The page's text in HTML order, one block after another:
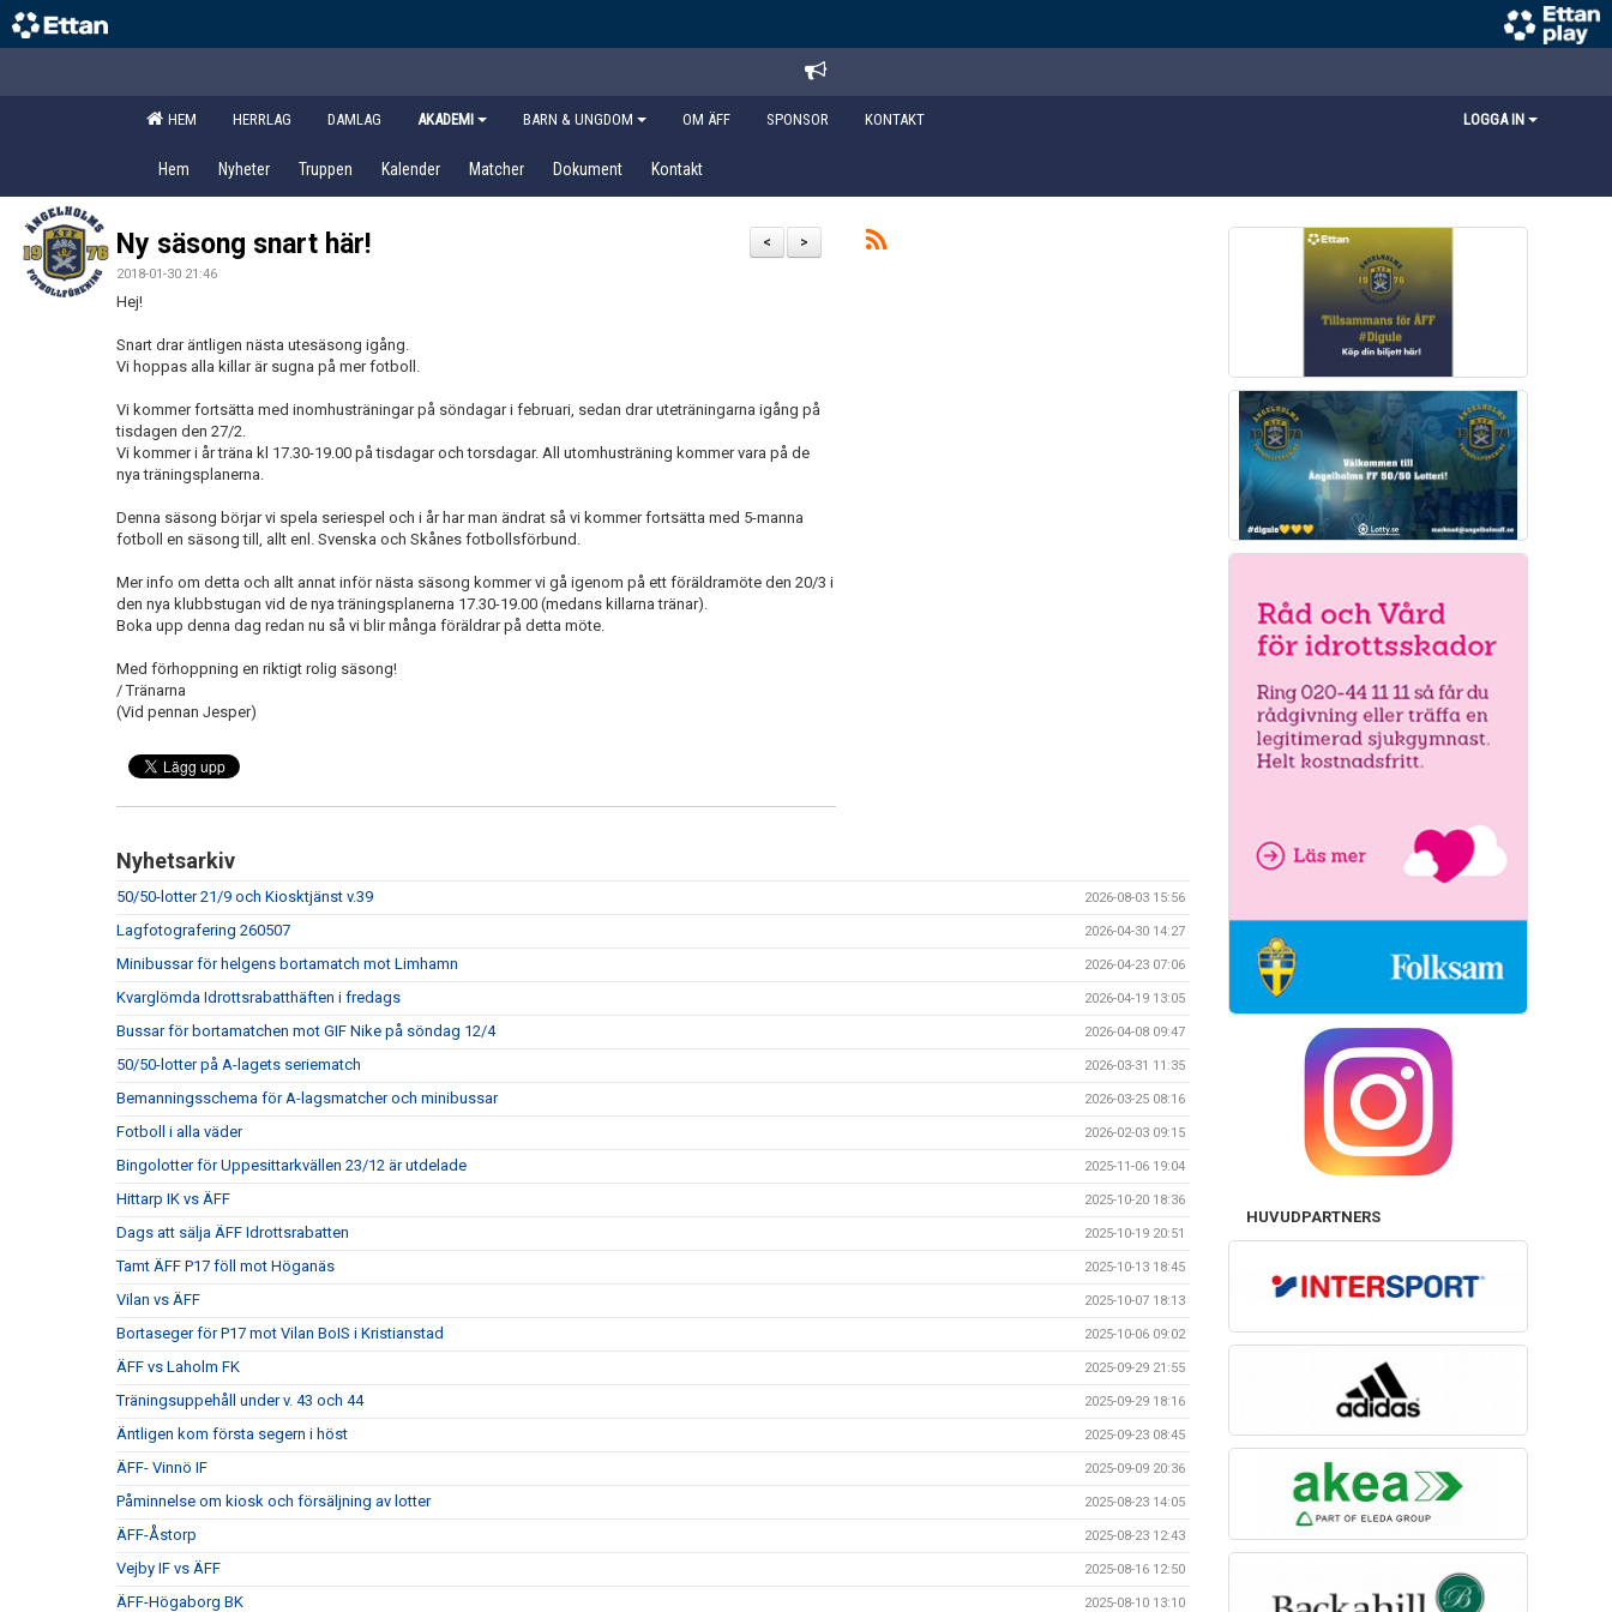
HEM HERRLAG DAMLAG AKADEMI BARN & UNGDOM OM ÄFF SPONSOR KONTAKT LOGGA IN
Hem Nyheter Truppen Kalender Matcher Dokument Kontakt
>
<
Ny säsong snart här!
2018-01-30 21:46
Hej!
Snart drar äntligen nästa utesäsong igång.
Vi hoppas alla killar är sugna på mer fotboll.
Vi kommer fortsätta med inomhusträningar på söndagar i februari, sedan drar uteträningarna igång på
tisdagen den 27/2.
Vi kommer i år träna kl 17.30-19.00 på tisdagar och torsdagar. All utomhusträning kommer vara på de
nya träningsplanerna.
Denna säsong börjar vi spela seriespel och i år har man ändrat så vi kommer fortsätta med 5-manna
fotboll en säsong till, allt enl. Svenska och Skånes fotbollsförbund.
Mer info om detta och allt annat inför nästa säsong kommer vi gå igenom på ett föräldramöte den 20/3 i
den nya klubbstugan vid de nya träningsplanerna 17.30-19.00 (medans killarna tränar).
Boka upp denna dag redan nu så vi blir många föräldrar på detta möte.
Med förhoppning en riktigt rolig säsong!
/ Tränarna
(Vid pennan Jesper)
Nyhetsarkiv
50/50-lotter 21/9 och Kiosktjänst v.39 2026-08-03 15:56
Lagfotografering 260507 2026-04-30 14:27
Minibussar för helgens bortamatch mot Limhamn 2026-04-23 07:06
Kvarglömda Idrottsrabatthäften i fredags 2026-04-19 13:05
Bussar för bortamatchen mot GIF Nike på söndag 12/4 2026-04-08 09:47
50/50-lotter på A-lagets seriematch 2026-03-31 11:35
Bemanningsschema för A-lagsmatcher och minibussar 2026-03-25 08:16
Fotboll i alla väder 2026-02-03 09:15
Bingolotter för Uppesittarkvällen 23/12 är utdelade 2025-11-06 19:04
Hittarp IK vs ÄFF 2025-10-20 18:36
Dags att sälja ÄFF Idrottsrabatten 2025-10-19 20:51
Tamt ÄFF P17 föll mot Höganäs 2025-10-13 18:45
Vilan vs ÄFF 2025-10-07 18:13
Bortaseger för P17 mot Vilan BoIS i Kristianstad 2025-10-06 09:02
ÄFF vs Laholm FK 2025-09-29 21:55
Träningsuppehåll under v. 43 och 44 2025-09-29 18:16
Äntligen kom första segern i höst 2025-09-23 08:45
ÄFF- Vinnö IF 2025-09-09 20:36
Påminnelse om kiosk och försäljning av lotter 2025-08-23 14:05
ÄFF-Åstorp 2025-08-23 12:43
Vejby IF vs ÄFF 2025-08-16 12:50
ÄFF-Högaborg BK 2025-08-10 13:10
HUVUDPARTNERS